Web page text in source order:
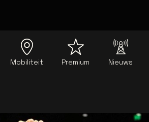
Mobiliteit Premium Nieuws